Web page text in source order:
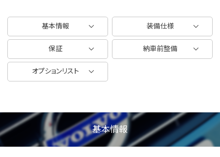
基本情報 装備仕様
保証 納車前整備
オプションリスト
基本情報